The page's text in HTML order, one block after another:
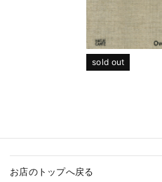
sold out
お店のトップへ戻る